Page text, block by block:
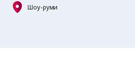
Шоу-руми